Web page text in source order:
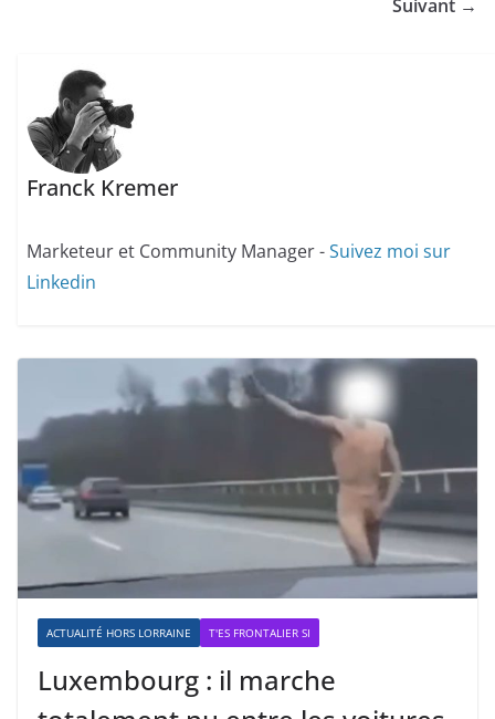
Suivant →
Franck Kremer
Marketeur et Community Manager -Suivez moi sur
Linkedin
ACTUALITÉ HORS LORRAINE T'ES FRONTALIER SI
Luxembourg : il marche